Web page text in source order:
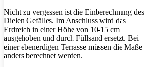
Nicht zu vergessen ist die Einberechnung des
Dielen Gefälles. Im Anschluss wird das
Erdreich in einer Höhe von 10-15 cm
ausgehoben und durch Füllsand ersetzt. Bei
einer ebenerdigen Terrasse müssen die Maße
anders berechnet werden.